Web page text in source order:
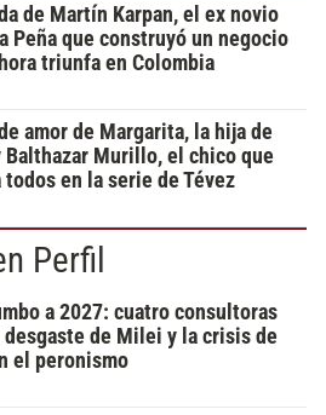
de Martín Karpan, el ex novio
Peña que construyó un negocio
triunfa en Colombia
amor de Margarita, la hija de
Balthazar Murillo, el chico que
en la serie de Tévez
Perfil
a 2027: cuatro consultoras
de Milei y la crisis de
el peronismo